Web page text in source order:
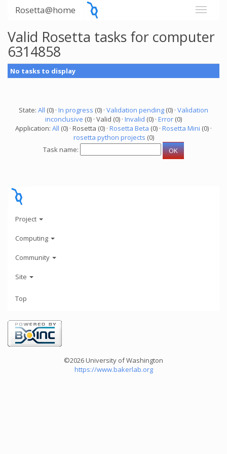
Rosetta@home
Valid Rosetta tasks for computer
6314858
No tasks to display
State: All (0) · In progress (0) · Validation pending (0) · Validation
inconclusive (0) · Valid (0) · Invalid (0) · Error (0)
Application: All (0) · Rosetta (0) · Rosetta Beta (0) · Rosetta Mini (0) ·
rosetta python projects (0)
Task name:
Project
Computing
Community
Site
Top
©2026 University of Washington
https://www.bakerlab.org